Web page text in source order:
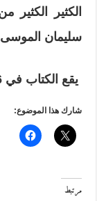
الكثير الكثير
سليمان
يقع الكتاب في 136 صفحة من القطع المتوسط .
شارك هذا الموضوع:
مرتبط